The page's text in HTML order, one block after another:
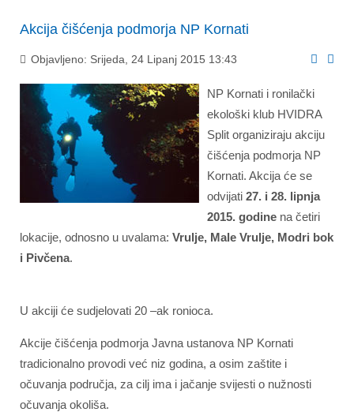
Akcija čišćenja podmorja NP Kornati
Objavljeno: Srijeda, 24 Lipanj 2015 13:43
NP Kornati i ronilački
ekološki klub HVIDRA
Split organiziraju akciju
čišćenja podmorja NP
Kornati. Akcija će se
odvijati 27. i 28. lipnja
2015. godine na četiri
lokacije, odnosno u uvalama: Vrulje, Male Vrulje, Modri bok
i Pivčena.
U akciji će sudjelovati 20 –ak ronioca.
Akcije čišćenja podmorja Javna ustanova NP Kornati
tradicionalno provodi već niz godina, a osim zaštite i
očuvanja područja, za cilj ima i jačanje svijesti o nužnosti
očuvanja okoliša.